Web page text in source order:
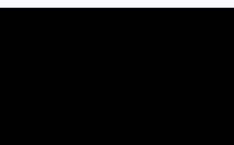
มที่นำมาจัดแสดงในบูธ
นุนภายใต้ชุดโครงการ